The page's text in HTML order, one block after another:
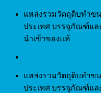
Skip
content
แหล่งรวมวัตถุดิบทำข
ประเทศ บรรจุภัณฑ์แ
นำเข้าของแท้
แหล่งรวมวัตถุดิบทำข
ประเทศ บรรจุภัณฑ์แ